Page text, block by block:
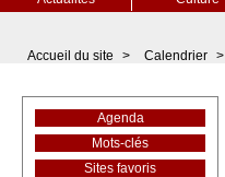
Accueil du site > Calendrier >
Agenda
Mots-clés
Sites favoris